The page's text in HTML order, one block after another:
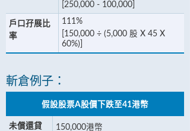
[250,000 - 100,000]
戶口孖展比
率
111%
[150,000 ÷ (5,000 股 X 45 X
60%)]
斬倉例子：
假設股票A股價下跌至41港幣
未償還貸 150,000港幣